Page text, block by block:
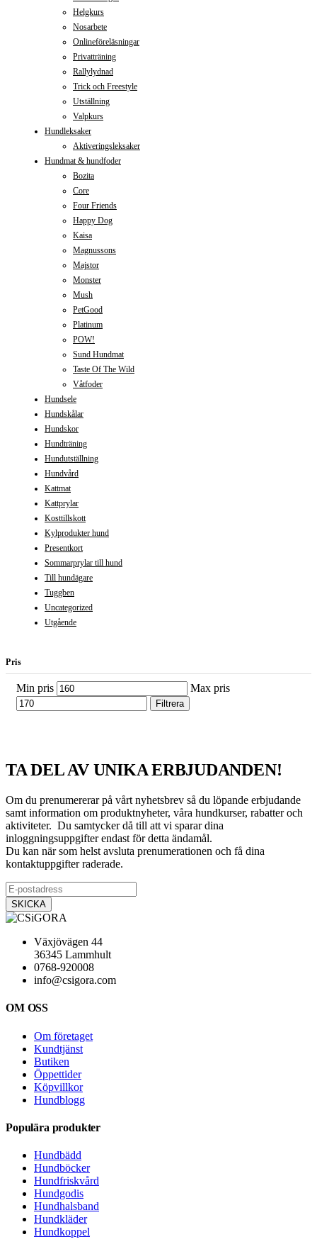
Helgkurs
Nosarbete
Onlineföreläsningar
Privatträning
Rallylydnad
Trick och Freestyle
Utställning
Valpkurs
Hundleksaker
Aktiveringsleksaker
Hundmat & hundfoder
Bozita
Core
Four Friends
Happy Dog
Kaisa
Magnussons
Majstor
Monster
Mush
PetGood
Platinum
POW!
Sund Hundmat
Taste Of The Wild
Våtfoder
Hundsele
Hundskålar
Hundskor
Hundträning
Hundutställning
Hundvård
Kattmat
Kattprylar
Kosttillskott
Kylprodukter hund
Presentkort
Sommarprylar till hund
Till hundägare
Tuggben
Uncategorized
Utgående
Pris
Min pris Max pris
Filtrera
TA DEL AV UNIKA ERBJUDANDEN!
Om du prenumererar på vårt nyhetsbrev så du löpande erbjudande
samt information om produktnyheter, våra hundkurser, rabatter och
aktiviteter. Du samtycker då till att vi sparar dina
inloggningsuppgifter endast för detta ändamål.
Du kan när som helst avsluta prenumerationen och få dina
kontaktuppgifter raderade.
Växjövägen 44
36345 Lammhult
0768-920008
info@csigora.com
OM OSS
Om företaget
Kundtjänst
Butiken
Öppettider
Köpvillkor
Hundblogg
Populära produkter
Hundbädd
Hundböcker
Hundfriskvård
Hundgodis
Hundhalsband
Hundkläder
Hundkoppel